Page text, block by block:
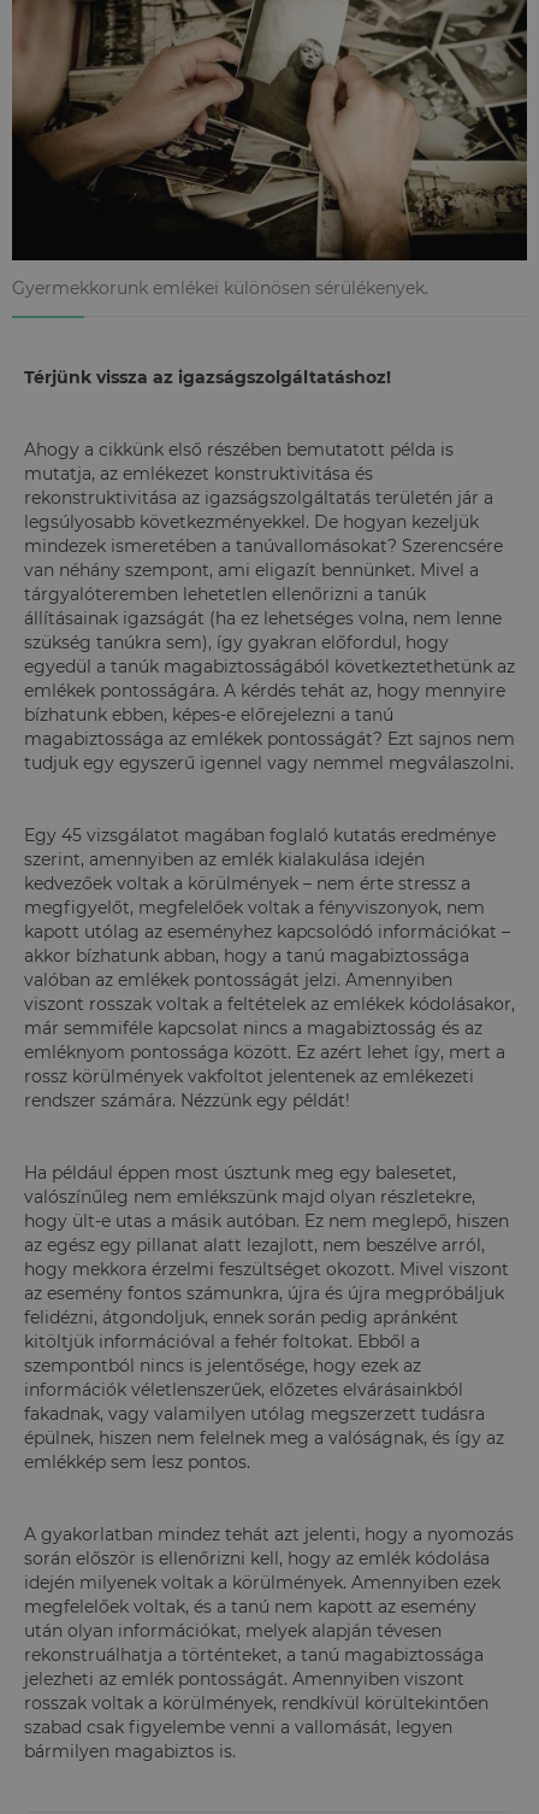
Gyermekkorunk emlékei különösen sérülékenyek.
Térjünk vissza az igazságszolgáltatáshoz!
Ahogy a cikkünk első részében bemutatott példa is
mutatja, az emlékezet konstruktivitása és
rekonstruktivitása az igazságszolgáltatás területén jár a
legsúlyosabb következményekkel. De hogyan kezeljük
mindezek ismeretében a tanúvallomásokat? Szerencsére
van néhány szempont, ami eligazít bennünket. Mivel a
tárgyalóteremben lehetetlen ellenőrizni a tanúk
állításainak igazságát (ha ez lehetséges volna, nem lenne
szükség tanúkra sem), így gyakran előfordul, hogy
egyedül a tanúk magabiztosságából következtethetünk az
emlékek pontosságára. A kérdés tehát az, hogy mennyire
bízhatunk ebben, képes-e előrejelezni a tanú
magabiztossága az emlékek pontosságát? Ezt sajnos nem
tudjuk egy egyszerű igennel vagy nemmel megválaszolni.
Egy 45 vizsgálatot magában foglaló kutatás eredménye
szerint, amennyiben az emlék kialakulása idején
kedvezőek voltak a körülmények – nem érte stressz a
megfigyelőt, megfelelőek voltak a fényviszonyok, nem
kapott utólag az eseményhez kapcsolódó információkat –
akkor bízhatunk abban, hogy a tanú magabiztossága
valóban az emlékek pontosságát jelzi. Amennyiben
viszont rosszak voltak a feltételek az emlékek kódolásakor,
már semmiféle kapcsolat nincs a magabiztosság és az
emléknyom pontossága között. Ez azért lehet így, mert a
rossz körülmények vakfoltot jelentenek az emlékezeti
rendszer számára. Nézzünk egy példát!
Ha például éppen most úsztunk meg egy balesetet,
valószínűleg nem emlékszünk majd olyan részletekre,
hogy ült-e utas a másik autóban. Ez nem meglepő, hiszen
az egész egy pillanat alatt lezajlott, nem beszélve arról,
hogy mekkora érzelmi feszültséget okozott. Mivel viszont
az esemény fontos számunkra, újra és újra megpróbáljuk
felidézni, átgondoljuk, ennek során pedig apránként
kitöltjük információval a fehér foltokat. Ebből a
szempontból nincs is jelentősége, hogy ezek az
információk véletlenszerűek, előzetes elvárásainkból
fakadnak, vagy valamilyen utólag megszerzett tudásra
épülnek, hiszen nem felelnek meg a valóságnak, és így az
emlékkép sem lesz pontos.
A gyakorlatban mindez tehát azt jelenti, hogy a nyomozás
során először is ellenőrizni kell, hogy az emlék kódolása
idején milyenek voltak a körülmények. Amennyiben ezek
megfelelőek voltak, és a tanú nem kapott az esemény
után olyan információkat, melyek alapján tévesen
rekonstruálhatja a történteket, a tanú magabiztossága
jelezheti az emlék pontosságát. Amennyiben viszont
rosszak voltak a körülmények, rendkívül körültekintően
szabad csak figyelembe venni a vallomását, legyen
bármilyen magabiztos is.